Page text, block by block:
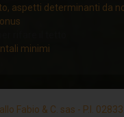
aspetti determinanti da
minimi
Fabio & C. sas - P.I.